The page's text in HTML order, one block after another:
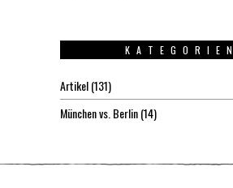
KATEGORIEN
Artikel(131)
München vs. Berlin(14)